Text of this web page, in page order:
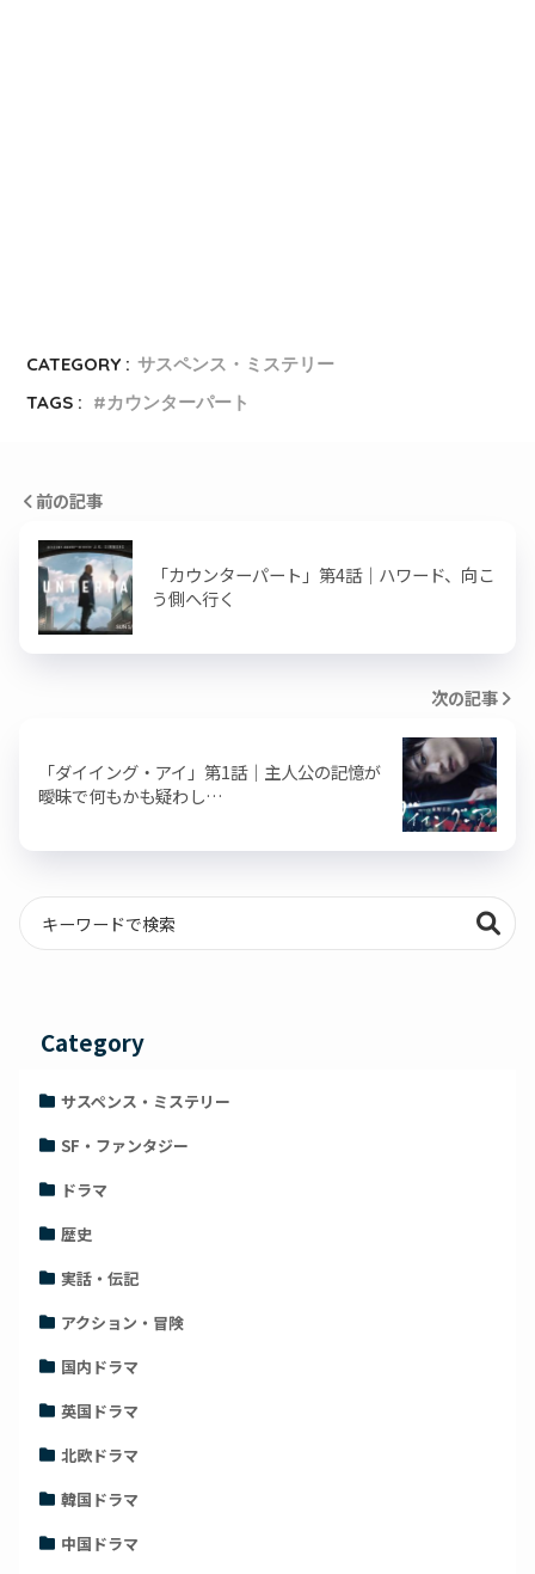
CATEGORY : サスペンス・ミステリー
TAGS :
カウンターパート
前の記事
「カウンターパート」第4話｜ハワード、向こ
う側へ行く
次の記事
「ダイイング・アイ」第1話｜主人公の記憶が
曖昧で何もかも疑わし…
Category
サスペンス・ミステリー
SF・ファンタジー
ドラマ
歴史
実話・伝記
アクション・冒険
国内ドラマ
英国ドラマ
北欧ドラマ
韓国ドラマ
中国ドラマ